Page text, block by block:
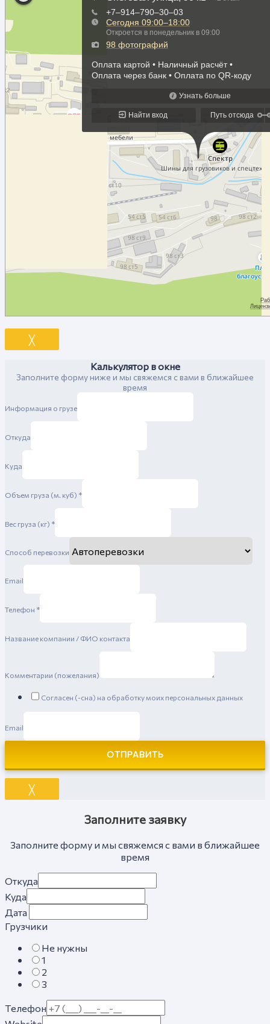
╳
Калькулятор в окне
Заполните форму ниже и мы свяжемся с вами в ближайшее
время
Информация о грузе
Откуда
Куда
Объем груза (м. куб) *
Вес груза (кг) *
Способ перевозки
Email
Телефон *
Название компании / ФИО контакта
Комментарии (пожелания)
Согласен (-сна) на обработку моих персональных данных
Email
ОТПРАВИТЬ
╳
Заполните заявку
Заполните форму и мы свяжемся с вами в ближайшее
время
Откуда
Куда
Дата
Грузчики
Не нужны
1
2
3
Телефон